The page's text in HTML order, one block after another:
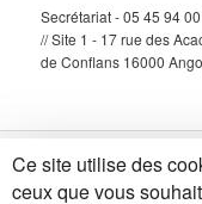
technologie mobile.
projet QR-code a été
retenu…
Secrétariat - 05 45 94
// Site 1 - 17 rue des
de Conflans 16000
Ce site utilise des
ceux que vous